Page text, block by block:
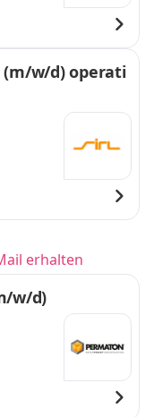
w/d) operati
erhalten
w/d)